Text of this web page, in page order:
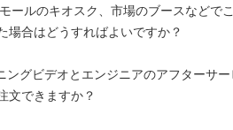
ールのキオスク、市場のブースなどで
場合はどうすればよいですか？
ングビデオとエンジニアのアフターサ
文できますか？